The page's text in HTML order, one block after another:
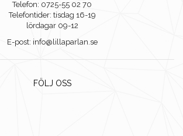
Telefon: 0725-55 02 70
Telefontider: tisdag 16-19
lördagar 09-12
E-post: info@lillaparlan.se
FÖLJ OSS